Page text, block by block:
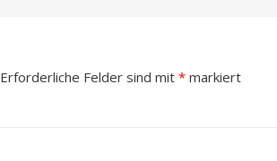
Erforderliche Felder sind mit * markiert